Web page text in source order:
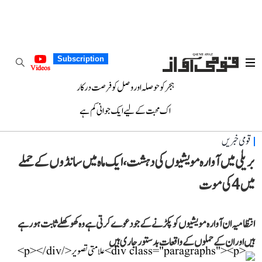
Subscription
Videos
ہجر کو حوصلہ اور وصل کو فرصت درکار
اک محبت کے لیے ایک جوانی کم ہے
قومی خبریں
بریلی میں آوارہ مویشیوں کی دہشت، ایک ماہ میں سانڈوں کے حملے
میں 4 کی موت
انتظامیہ ان آوارہ مویشیوں کو پکڑنے کے جو دعوے کرتی ہے وہ کھوکھلے ثابت ہو رہے
ہیں اور ان کے حملوں کے واقعات بدستور جاری ہیں